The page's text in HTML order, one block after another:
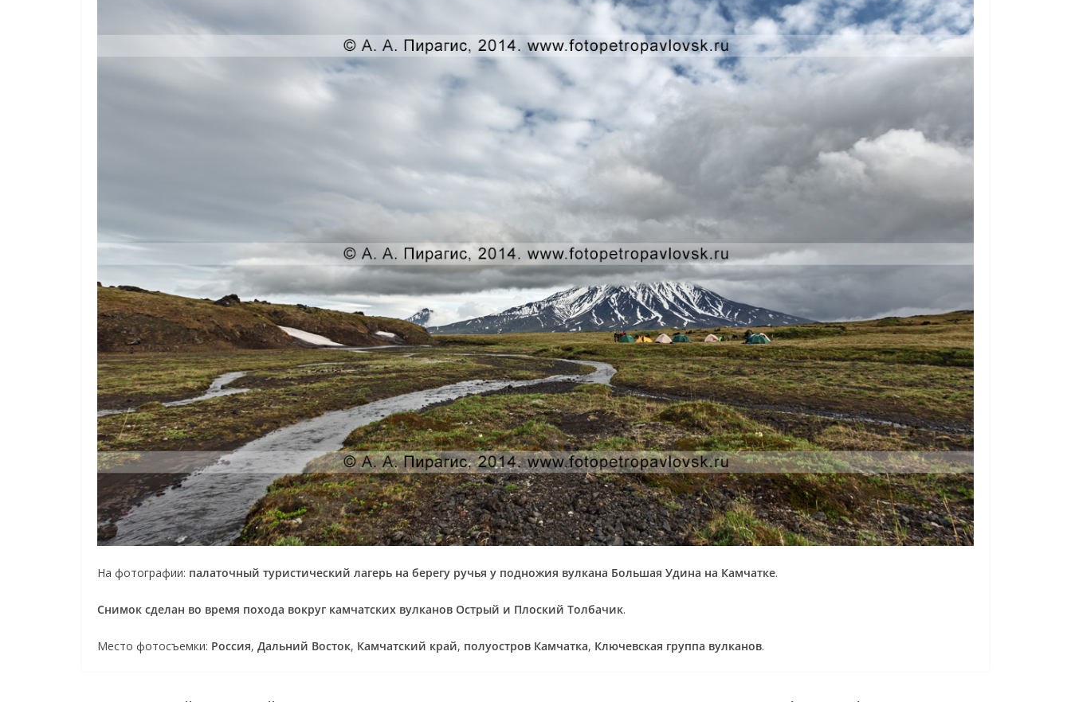
На фотографии: палаточный туристический лагерь на берегу ручья у подножия вулкана Большая Удина на Камчатке.
Снимок сделан во время похода вокруг камчатских вулканов Острый и Плоский Толбачик.
Место фотосъемки: Россия, Дальний Восток, Камчатский край, полуостров Камчатка, Ключевская группа вулканов.